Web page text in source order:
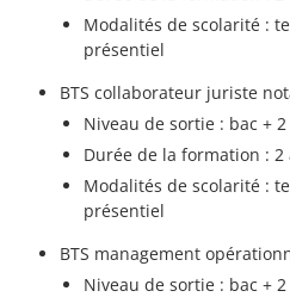
Modalités de scolarité :
présentiel
BTS collaborateur juriste
Niveau de sortie : bac + 2
Durée de la formation : 2
Modalités de scolarité :
présentiel
BTS management
Niveau de sortie : bac + 2